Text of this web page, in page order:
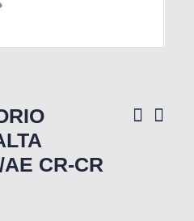
CR-CR